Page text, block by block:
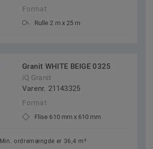
Format
Rulle 2 m x 25 m
Granit WHITE BEIGE 0325
iQ Granit
Varenr. 21143325
Format
Flise 610 mm x 610 mm
Min. ordremængde er 36,4 m²